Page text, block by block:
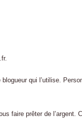
qui l’utilise.
faire prêter de l’argent.